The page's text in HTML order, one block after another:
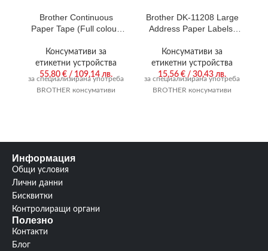
Brother Continuous
Paper Tape (Full colour,
Консумативи за
етикетни устройства
55,80 € / 109,14 лв.
за специализирана употреба
BROTHER консумативи
Brother DK-11208 Large
Address Paper Labels,
per roll, (Black on White)
Консумативи за
етикетни устройства
15,56 € / 30,43 лв.
за специализирана употреба
BROTHER консумативи
Информация
Общи условия
Лични данни
Бисквитки
Контролиращи органи
Полезно
Контакти
Блог